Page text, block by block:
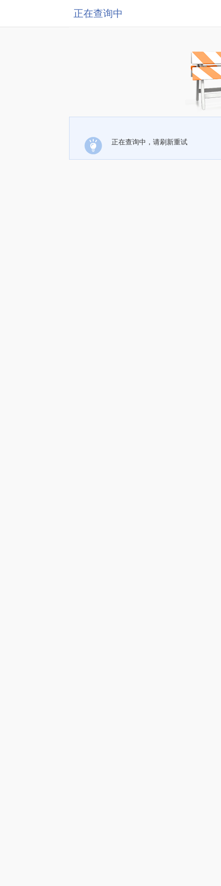
正在查询中
正在查询中，请刷新重试